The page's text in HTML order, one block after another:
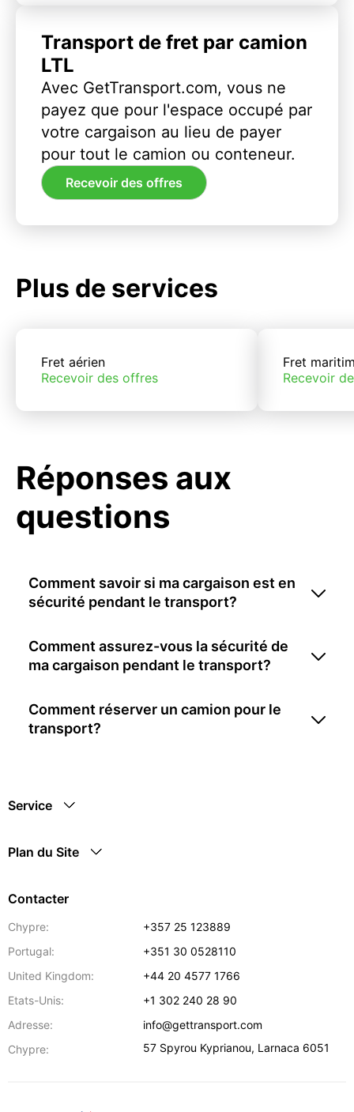
Transport de fret par camion
LTL
Avec GetTransport.com, vous ne
payez que pour l'espace occupé par
votre cargaison au lieu de payer
pour tout le camion ou conteneur.
Recevoir des offres
Plus de services
Fret aérien
Recevoir des offres
Fret
Recevoir
Réponses aux
questions
Comment savoir si ma cargaison est en
sécurité pendant le transport?
Comment assurez-vous la sécurité de
ma cargaison pendant le transport?
Comment réserver un camion pour le
transport?
Service
Plan du Site
Contacter
Chypre:
+357 25 123889
Portugal:
+351 30 0528110
United Kingdom:
+44 20 4577 1766
Etats-Unis:
+1 302 240 28 90
Adresse:
info@gettransport.com
Chypre:
57 Spyrou Kyprianou, Larnaca 6051